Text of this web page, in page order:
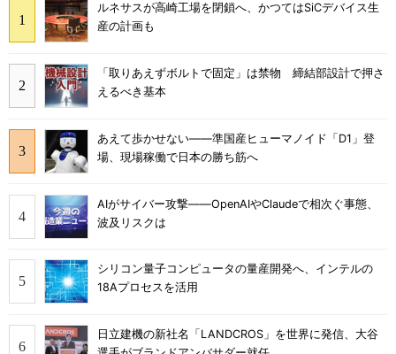
ルネサスが高崎工場を閉鎖へ、かつてはSiCデバイス生
産の計画も
「取りあえずボルトで固定」は禁物 締結部設計で押さ
えるべき基本
あえて歩かせない――準国産ヒューマノイド「D1」登
場、現場稼働で日本の勝ち筋へ
AIがサイバー攻撃――OpenAIやClaudeで相次ぐ事態、
波及リスクは
シリコン量子コンピュータの量産開発へ、インテルの
18Aプロセスを活用
日立建機の新社名「LANDCROS」を世界に発信、大谷